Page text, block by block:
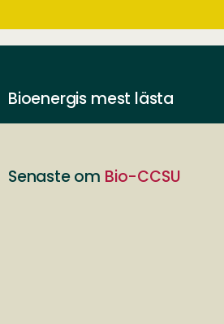
Bioenergis mest lästa
Senaste om Bio-CCSU